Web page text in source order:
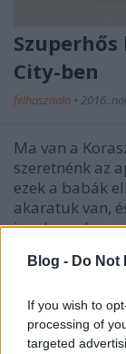
Blog - Do Not
If you wish to
processing of
targeted
City-ben
felhasznalo • 2016.
Ma van a
szeretnénk az
ezek a babák
akaratuk van,
igyekeznek
egy olyan